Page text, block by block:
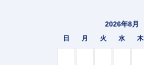
2026年8月
日 月 火 水 木